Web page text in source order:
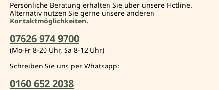
Persönliche Beratung erhalten Sie über unsere Hotline.
Alternativ nutzen Sie gerne unsere anderen
Kontaktmöglichkeiten.
07626 974 9700
(Mo-Fr 8-20 Uhr, Sa 8-12 Uhr)
Schreiben Sie uns per Whatsapp:
0160 652 2038